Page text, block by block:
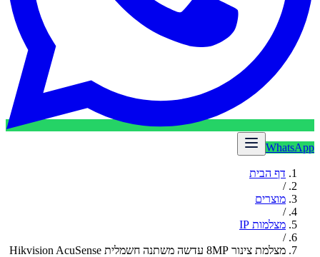
WhatsApp
דף הבית
/
מוצרים
/
מצלמות IP
/
מצלמת צינור 8MP עדשה משתנה חשמלית Hikvision AcuSense